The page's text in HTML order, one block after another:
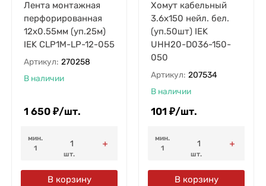
Лента монтажная
перфорированная
12х0.55мм (уп.25м)
IEK CLP1M-LP-12-055
Артикул: 270258
В наличии
1 650 ₽/шт.
мин.
1
шт.
В корзину
Хомут кабельный
3.6х150 нейл. бел.
(уп.50шт) IEK
UHH20-D036-150-
050
Артикул: 207534
В наличии
101 ₽/шт.
мин.
1
шт.
В корзину